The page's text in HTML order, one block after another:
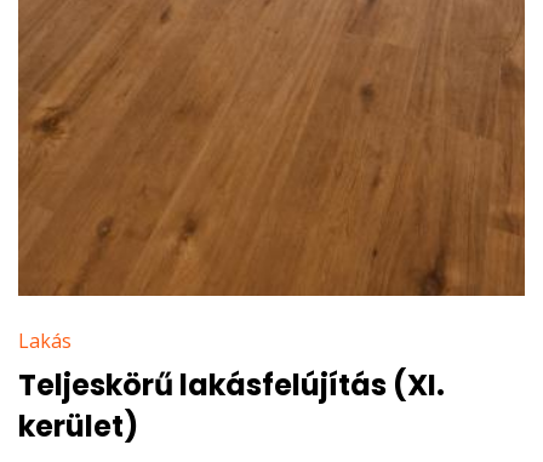
Lakás
Teljeskörű lakásfelújítás (XI.
kerület)